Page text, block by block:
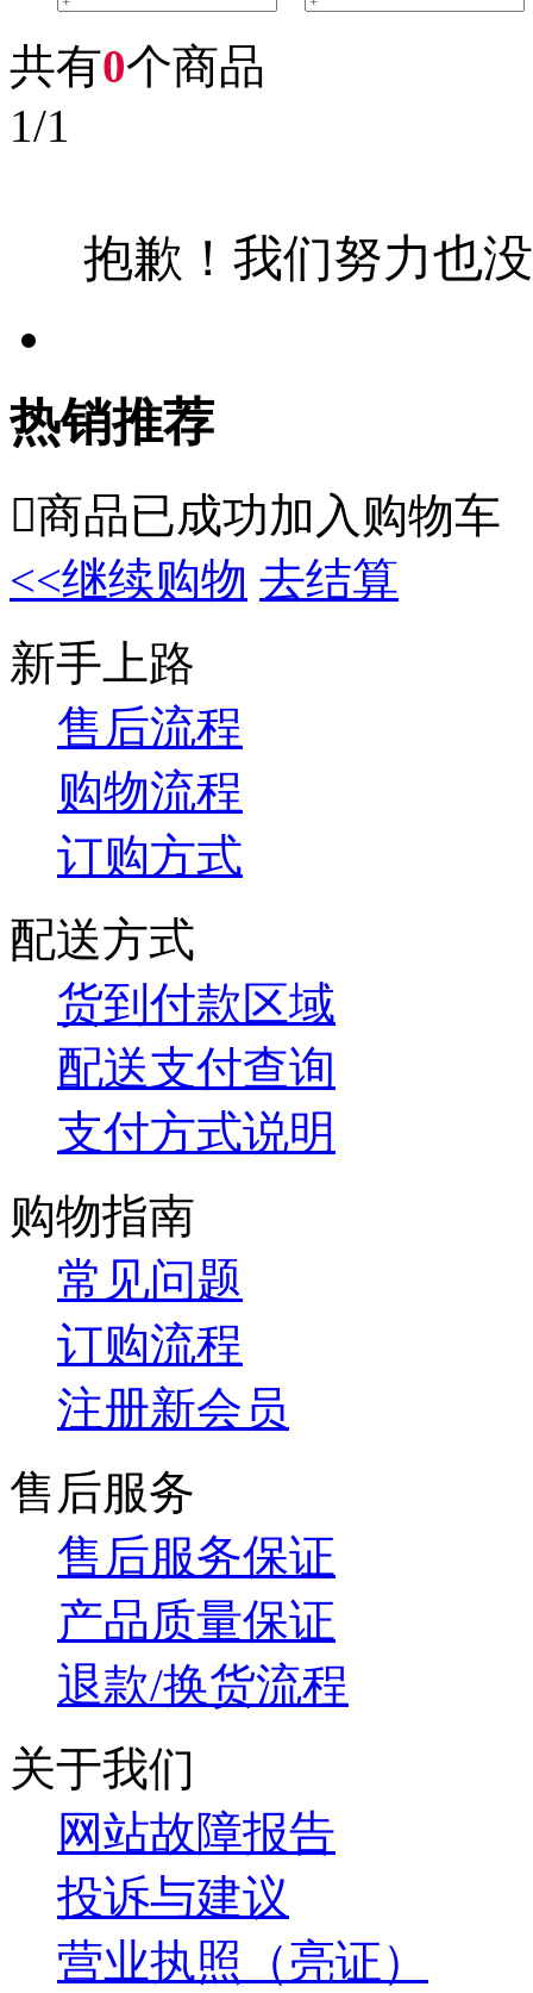
共有0个商品
1/1
抱歉！我们努力也
热销推荐
商品已成功加入购物车
<<继续购物 去结算
新手上路
售后流程
购物流程
订购方式
配送方式
货到付款区域
配送支付查询
支付方式说明
购物指南
常见问题
订购流程
注册新会员
售后服务
售后服务保证
产品质量保证
退款/换货流程
关于我们
网站故障报告
投诉与建议
营业执照（亮证）